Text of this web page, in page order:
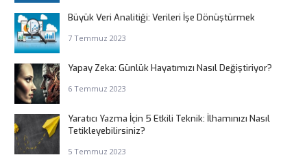
Büyük Veri Analitiği: Verileri İşe Dönüştürmek
7 Temmuz 2023
Yapay Zeka: Günlük Hayatımızı Nasıl Değiştiriyor?
6 Temmuz 2023
Yaratıcı Yazma İçin 5 Etkili Teknik: İlhamınızı Nasıl
Tetikleyebilirsiniz?
5 Temmuz 2023